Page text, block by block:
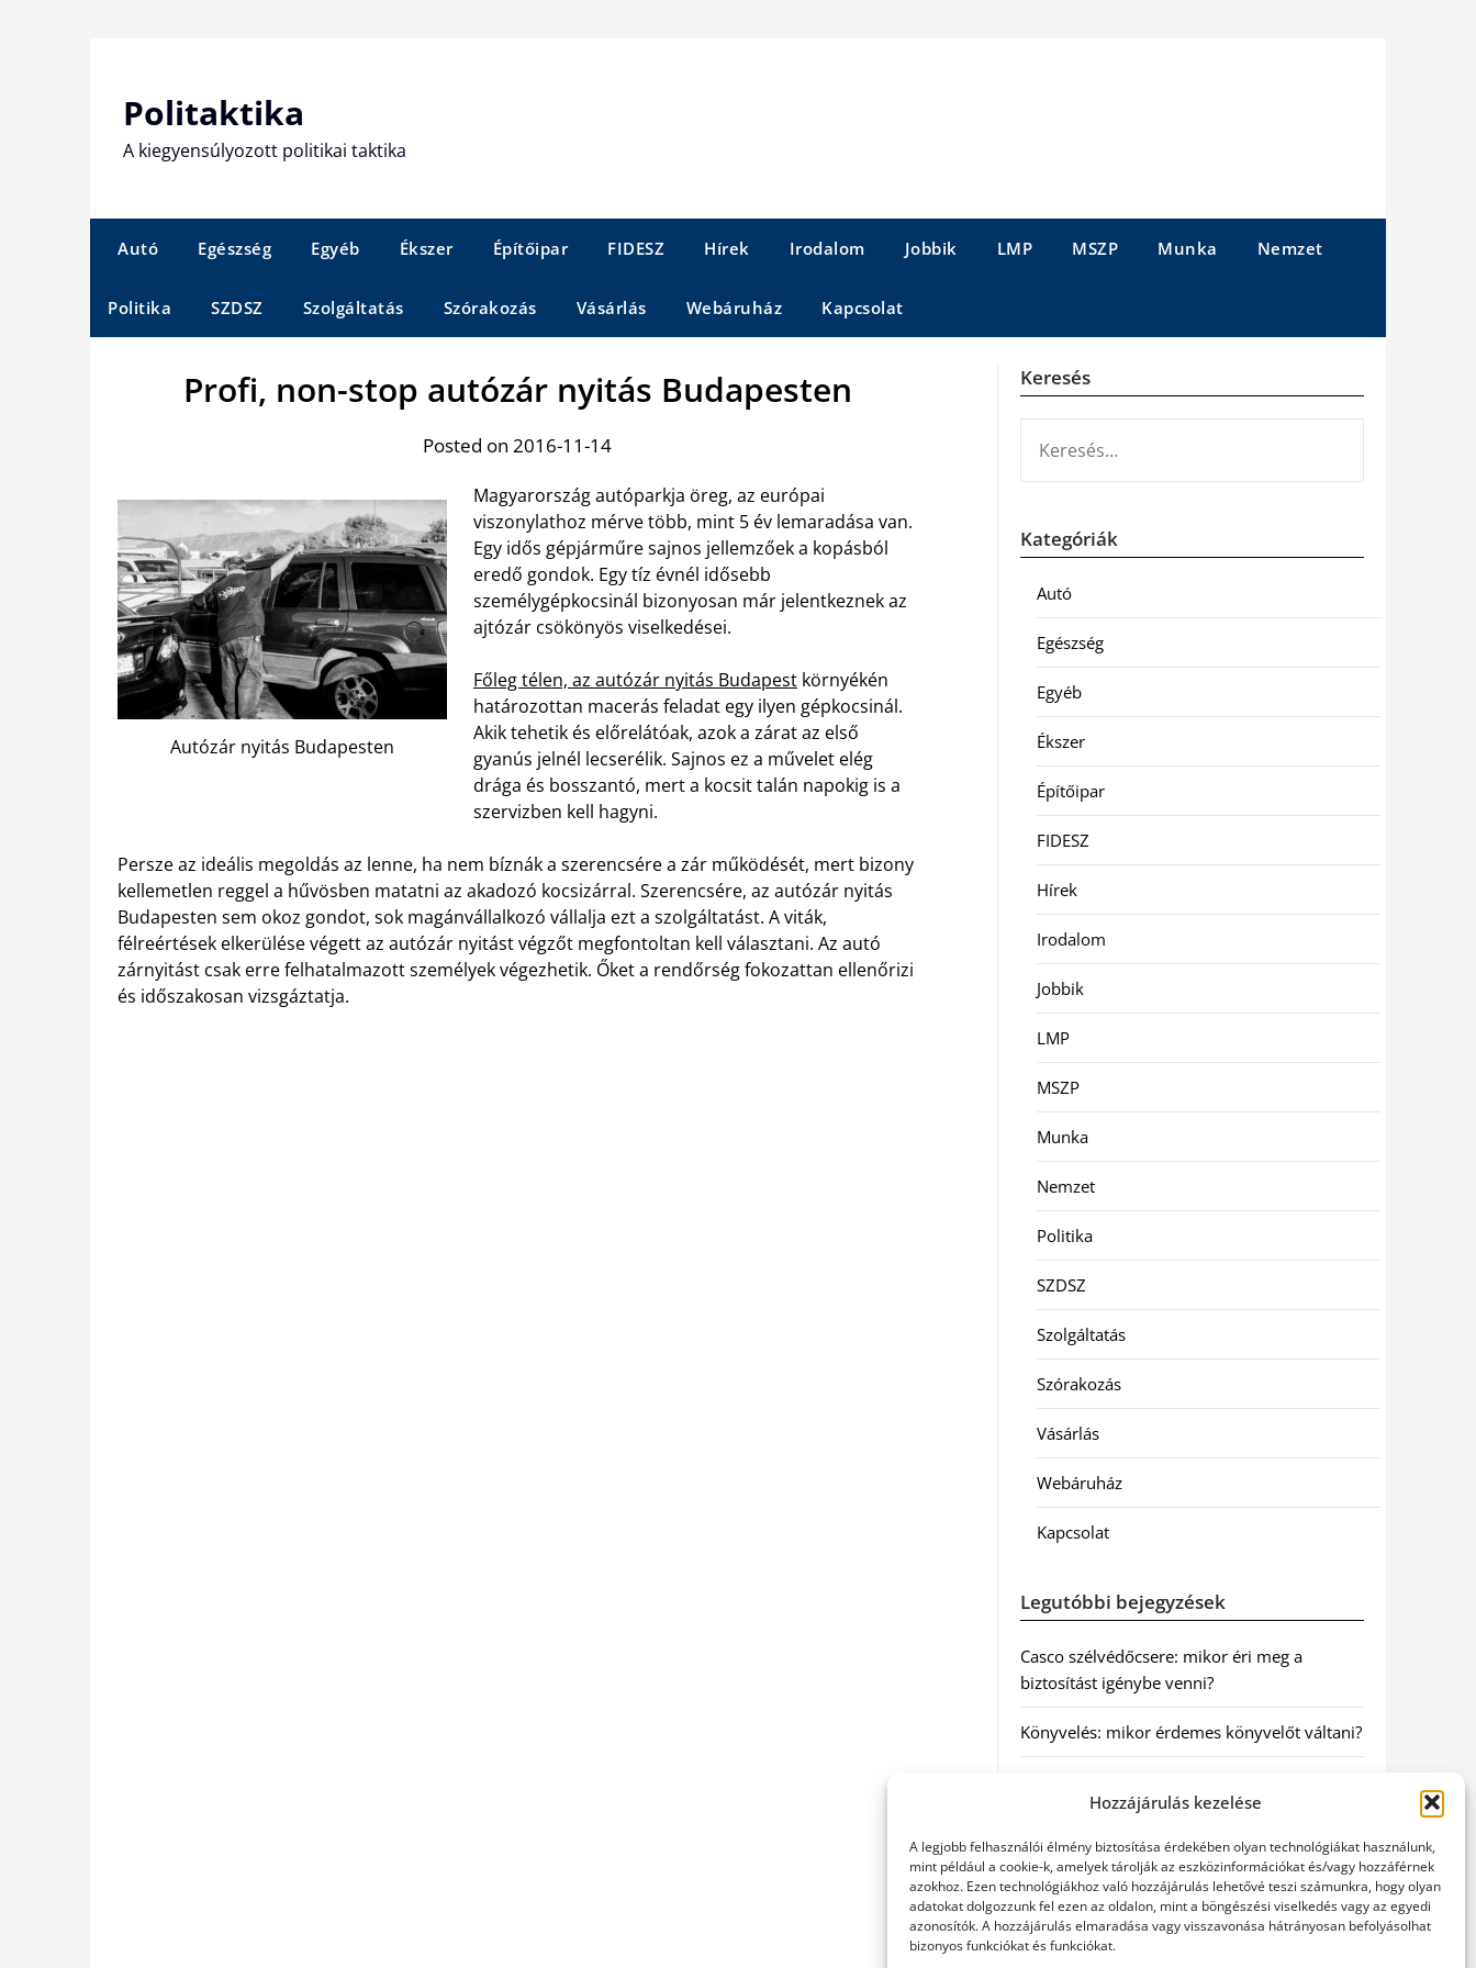
Hozzájárulás kezelése
A legjobb felhasználói élmény biztosítása érdekében olyan technológiákat használunk,
mint például a cookie-k, amelyek tárolják az eszközinformációkat és/vagy hozzáférnek
azokhoz. Ezen technológiákhoz való hozzájárulás lehetővé teszi számunkra, hogy olyan
adatokat dolgozzunk fel ezen az oldalon, mint a böngészési viselkedés vagy az egyedi
azonosítók. A hozzájárulás elmaradása vagy visszavonása hátrányosan befolyásolhat
bizonyos funkciókat és funkciókat.
Politaktika
A kiegyensúlyozott politikai taktika
Autó Egészség Egyéb Ékszer Építőipar FIDESZ Hírek Irodalom Jobbik LMP MSZP Munka Nemzet
Politika SZDSZ Szolgáltatás Szórakozás Vásárlás Webáruház Kapcsolat
Profi, non-stop autózár nyitás Budapesten
Posted on 2016-11-14
Autózár nyitás Budapesten
Magyarország autóparkja öreg, az európai
viszonylathoz mérve több, mint 5 év lemaradása van.
Egy idős gépjárműre sajnos jellemzőek a kopásból
eredő gondok. Egy tíz évnél idősebb
személygépkocsinál bizonyosan már jelentkeznek az
ajtózár csökönyös viselkedései.
Főleg télen, az autózár nyitás Budapest környékén
határozottan macerás feladat egy ilyen gépkocsinál.
Akik tehetik és előrelátóak, azok a zárat az első
gyanús jelnél lecserélik. Sajnos ez a művelet elég
drága és bosszantó, mert a kocsit talán napokig is a
szervizben kell hagyni.
Persze az ideális megoldás az lenne, ha nem bíznák a szerencsére a zár működését, mert bizony
kellemetlen reggel a hűvösben matatni az akadozó kocsizárral. Szerencsére, az autózár nyitás
Budapesten sem okoz gondot, sok magánvállalkozó vállalja ezt a szolgáltatást. A viták,
félreértések elkerülése végett az autózár nyitást végzőt megfontoltan kell választani. Az autó
zárnyitást csak erre felhatalmazott személyek végezhetik. Őket a rendőrség fokozattan ellenőrizi
és időszakosan vizsgáztatja.
Keresés
Kategóriák
Autó
Egészség
Egyéb
Ékszer
Építőipar
FIDESZ
Hírek
Irodalom
Jobbik
LMP
MSZP
Munka
Nemzet
Politika
SZDSZ
Szolgáltatás
Szórakozás
Vásárlás
Webáruház
Kapcsolat
Legutóbbi bejegyzések
Casco szélvédőcsere: mikor éri meg a
biztosítást igénybe venni?
Könyvelés: mikor érdemes könyvelőt váltani?
szakszerű jogi háttér a biztonságos
Munkajogi ügyvéd: miért nem érdemes várni
a jogi segítséggel